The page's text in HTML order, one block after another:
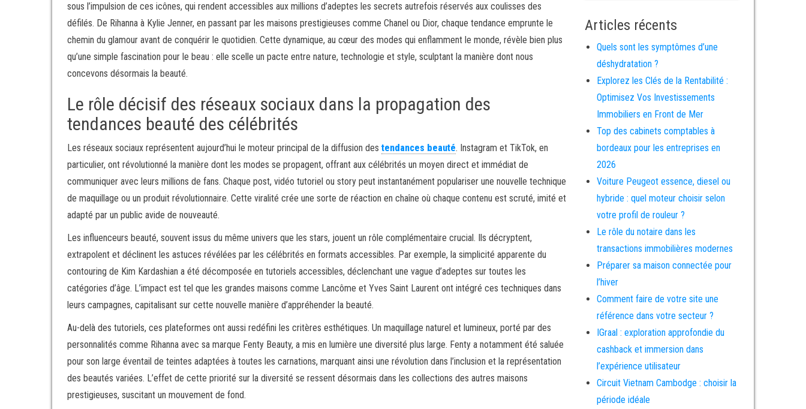
sous l’impulsion de ces icônes, qui rendent accessibles aux millions d’adeptes les secrets autrefois réservés aux coulisses des
défilés. De Rihanna à Kylie Jenner, en passant par les maisons prestigieuses comme Chanel ou Dior, chaque tendance emprunte le
chemin du glamour avant de conquérir le quotidien. Cette dynamique, au cœur des modes qui enflamment le monde, révèle bien plus
qu’une simple fascination pour le beau : elle scelle un pacte entre nature, technologie et style, sculptant la manière dont nous
concevons désormais la beauté.
Le rôle décisif des réseaux sociaux dans la propagation des
tendances beauté des célébrités
Les réseaux sociaux représentent aujourd’hui le moteur principal de la diffusion des tendances beauté. Instagram et TikTok, en
particulier, ont révolutionné la manière dont les modes se propagent, offrant aux célébrités un moyen direct et immédiat de
communiquer avec leurs millions de fans. Chaque post, vidéo tutoriel ou story peut instantanément populariser une nouvelle technique
de maquillage ou un produit révolutionnaire. Cette viralité crée une sorte de réaction en chaîne où chaque contenu est scruté, imité et
adapté par un public avide de nouveauté.
Les influenceurs beauté, souvent issus du même univers que les stars, jouent un rôle complémentaire crucial. Ils décryptent,
extrapolent et déclinent les astuces révélées par les célébrités en formats accessibles. Par exemple, la simplicité apparente du
contouring de Kim Kardashian a été décomposée en tutoriels accessibles, déclenchant une vague d’adeptes sur toutes les
catégories d’âge. L’impact est tel que les grandes maisons comme Lancôme et Yves Saint Laurent ont intégré ces techniques dans
leurs campagnes, capitalisant sur cette nouvelle manière d’appréhender la beauté.
Au-delà des tutoriels, ces plateformes ont aussi redéfini les critères esthétiques. Un maquillage naturel et lumineux, porté par des
personnalités comme Rihanna avec sa marque Fenty Beauty, a mis en lumière une diversité plus large. Fenty a notamment été saluée
pour son large éventail de teintes adaptées à toutes les carnations, marquant ainsi une révolution dans l’inclusion et la représentation
des beautés variées. L’effet de cette priorité sur la diversité se ressent désormais dans les collections des autres maisons
prestigieuses, suscitant un mouvement de fond.
Articles récents
Quels sont les symptômes d’une
déshydratation ?
Explorez les Clés de la Rentabilité :
Optimisez Vos Investissements
Immobiliers en Front de Mer
Top des cabinets comptables à
bordeaux pour les entreprises en
2026
Voiture Peugeot essence, diesel ou
hybride : quel moteur choisir selon
votre profil de rouleur ?
Le rôle du notaire dans les
transactions immobilières modernes
Préparer sa maison connectée pour
l’hiver
Comment faire de votre site une
référence dans votre secteur ?
IGraal : exploration approfondie du
cashback et immersion dans
l’expérience utilisateur
Circuit Vietnam Cambodge : choisir la
période idéale